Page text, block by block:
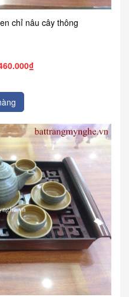
chỉ nâu cây thông